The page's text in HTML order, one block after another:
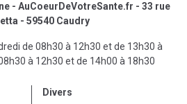
- AuCoeurDeVotreSante.fr - 33 rue
- 59540 Caudry
de 08h30 à 12h30 et de 13h30 à
à 12h30 et de 14h00 à 18h30
Divers